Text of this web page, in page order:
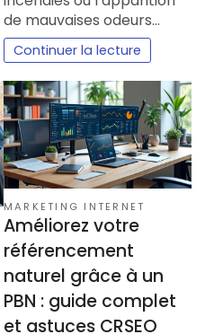
de mauvaises odeurs…
Continuer la lecture
MARKETING INTERNET
Améliorez votre
référencement
naturel grâce à un
PBN : guide complet
et astuces CRSEO